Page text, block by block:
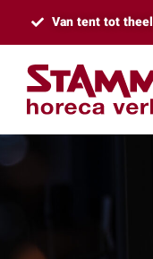
Van tent tot